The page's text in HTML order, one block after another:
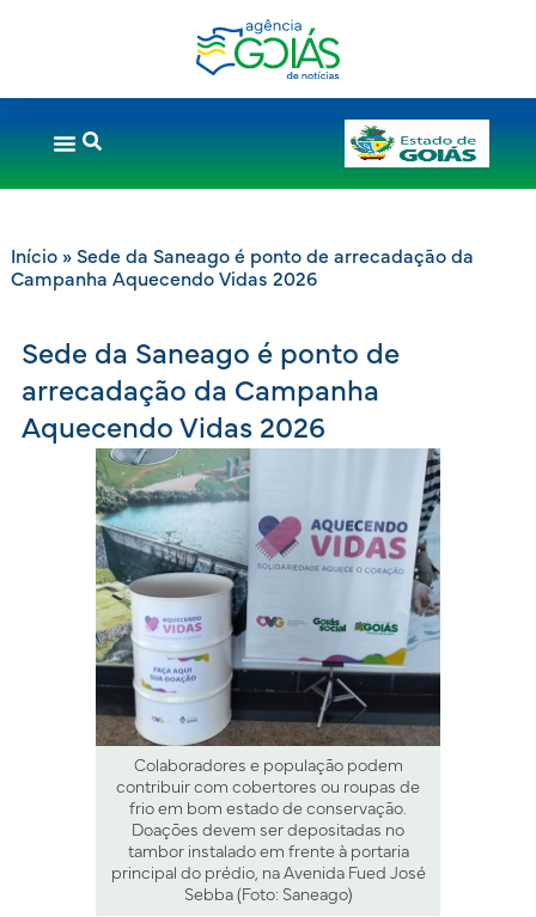
Início» Sede da Saneago é ponto de arrecadação da
Campanha Aquecendo Vidas 2026
Sede da Saneago é ponto de
arrecadação da Campanha
Aquecendo Vidas 2026
Colaboradores e população podem
contribuir com cobertores ou roupas de
frio em bom estado de conservação.
Doações devem ser depositadas no
tambor instalado em frente à portaria
principal do prédio, na Avenida Fued José
Sebba (Foto: Saneago)